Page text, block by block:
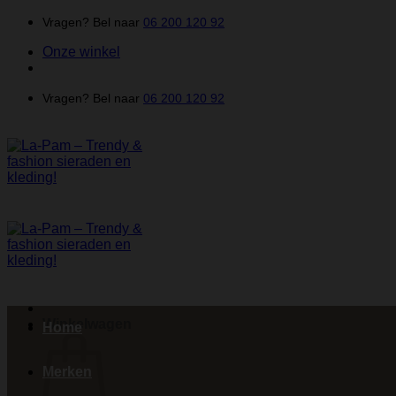
inhoud
Vragen? Bel naar 06 200 120 92
Onze winkel
Vragen? Bel naar 06 200 120 92
Winkelwagen
Home